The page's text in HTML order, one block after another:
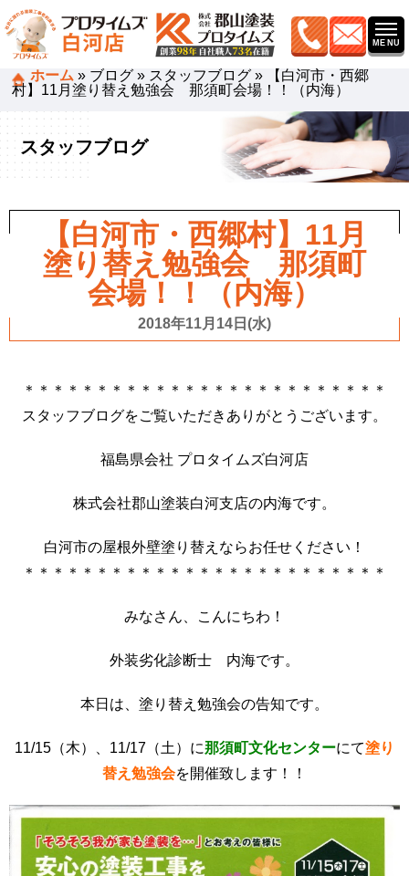
ホーム » ブログ » スタッフブログ »
【白河市・西郷
村】11月塗り替え勉強会 那須町会場！！（内海）
スタッフブログ
【白河市・西郷村】11月
塗り替え勉強会 那須町
会場！！（内海）
2018年11月14日(水)
＊＊＊＊＊＊＊＊＊＊＊＊＊＊＊＊＊＊＊＊＊＊＊＊＊
スタッフブログをご覧いただきありがとうございます。
福島県会社 プロタイムズ白河店
株式会社郡山塗装白河支店の内海です。
白河市の屋根外壁塗り替えならお任せください！
＊＊＊＊＊＊＊＊＊＊＊＊＊＊＊＊＊＊＊＊＊＊＊＊＊
みなさん、こんにちわ！
外装劣化診断士 内海です。
本日は、塗り替え勉強会の告知です。
11/15（木）、11/17（土）に那須町文化センターにて塗り
替え勉強会を開催致します！！